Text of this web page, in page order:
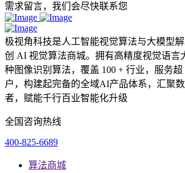
需求留言，我们会尽快联系您
极视角科技是人工智能视觉算法与大模型
创 AI 视觉算法商城。拥有高精度视觉语言
种图像识别算法，覆盖 100 + 行业，服务超
户，构建起完备的全域AI产品体系，汇聚
者，赋能千行百业智能化升级
全国咨询热线
400-825-6689
算法商城